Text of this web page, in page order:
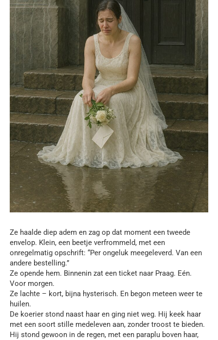
Ze haalde diep adem en zag op dat moment een tweede
envelop. Klein, een beetje verfrommeld, met een
onregelmatig opschrift: “Per ongeluk meegeleverd. Van een
andere bestelling.”
Ze opende hem. Binnenin zat een ticket naar Praag. Eén.
Voor morgen.
Ze lachte – kort, bijna hysterisch. En begon meteen weer te
huilen.
De koerier stond naast haar en ging niet weg. Hij keek haar
met een soort stille medeleven aan, zonder troost te bieden.
Hij stond gewoon in de regen, met een paraplu boven haar,